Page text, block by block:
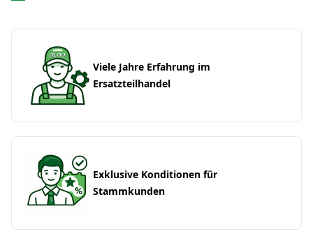
Viele Jahre Erfahrung im
Ersatzteilhandel
Exklusive Konditionen für
Stammkunden